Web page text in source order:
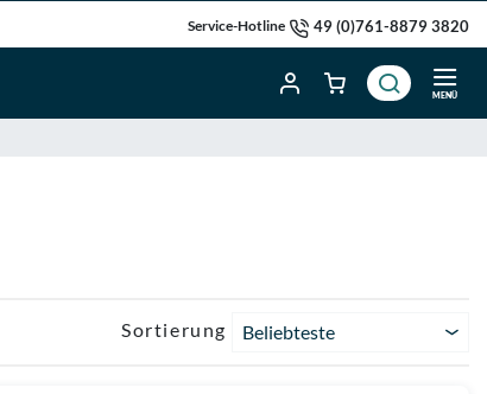
Service-Hotline 49 (0)761-8879 3820
MENÜ
Sortierung Beliebteste